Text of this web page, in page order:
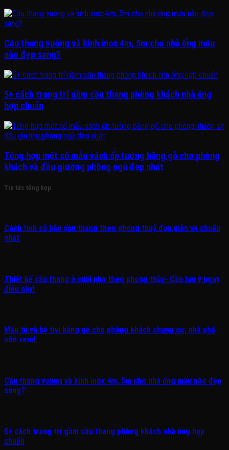
Cầu thang vuông và kính inox 4m, 5m cho nhà ống mẫu
nào đẹp sang?
5+ cách trang trí gầm cầu thang phòng khách nhà ống
hợp chuẩn
Tổng hợp một số mẫu vách ốp tường bằng gỗ cho phòng
khách và đầu giường phòng ngủ đẹp nhất
Tin tức tổng hợp
Cách tính số bậc cầu thang theo phong thuỷ đơn giản và chuẩn
nhất
Thiết kế cầu thang ở cuối nhà theo phong thủy- Cần lưu ý ngay
điều này!
Mẫu tủ và kệ tivi bằng gỗ cho phòng khách chung cư, nhà phố
nên xem!
Cầu thang vuông và kính inox 4m, 5m cho nhà ống mẫu nào đẹp
sang?
5+ cách trang trí gầm cầu thang phòng khách nhà ống hợp
chuẩn